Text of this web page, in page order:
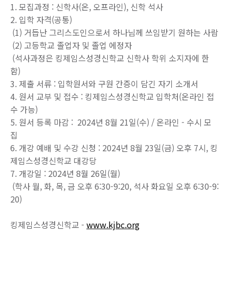
1. 모집과정 : 신학사(온, 오프라인), 신학 석사
2. 입학 자격(공통)
(1) 거듭난 그리스도인으로서 하나님께 쓰임받기 원하는 사람
(2) 고등학교 졸업자 및 졸업 에정자
(석사과정은 킹제임스성경신학교 신학사 학위 소지자에 한
함)
3. 제출 서류 : 입학원서와 구원 간증이 담긴 자기 소개서
4. 원서 교부 및 접수 : 킹제임스성경신학교 입학처(온라인 접
수 가능)
5. 원서 등록 마감 : 2024년 8월 21일(수) / 온라인 - 수시 모
집
6. 개강 예배 및 수강 신청 : 2024년 8월 23일(금) 오후 7시, 킹
제임스성경신학교 대강당
7. 개강일 : 2024년 8월 26일(월)
(학사 월, 화, 목, 금 오후 6:30-9:20, 석사 화요일 오후 6:30-9:
20)
킹제임스성경신학교 - www.kjbc.org